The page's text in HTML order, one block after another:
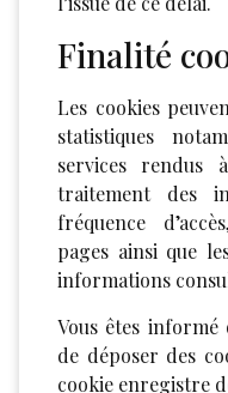
Finalité
Les cookies
statistiques
services rendus
traitement des
fréquence
pages ainsi que
informations
Vous êtes informé
de déposer des
cookie enregistre